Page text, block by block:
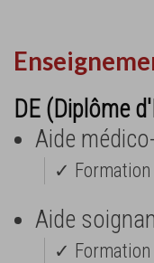
DE (Diplôme
Aide
✓
Aide
✓